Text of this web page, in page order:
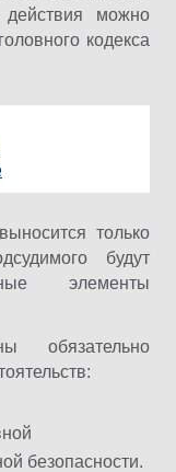
действия можно
кодекса
только
будут
элементы
обязательно
безопасности.